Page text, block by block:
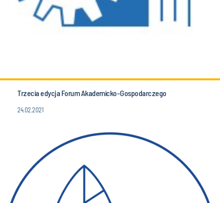
Trzecia edycja Forum Akademicko-Gospodarczego
24.02.2021